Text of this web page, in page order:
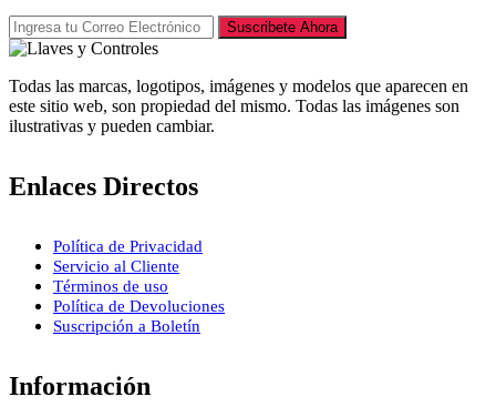
Suscribete Ahora
Todas las marcas, logotipos, imágenes y modelos que aparecen en
este sitio web, son propiedad del mismo. Todas las imágenes son
ilustrativas y pueden cambiar.
Enlaces Directos
Política de Privacidad
Servicio al Cliente
Términos de uso
Política de Devoluciones
Suscripción a Boletín
Información